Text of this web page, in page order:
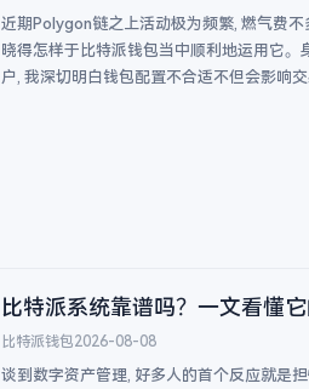
近期Polygon链之上活动极为频繁, 燃气费
晓得怎样于比特派钱包当中顺利地运用它
户, 我深切明白钱包配置不合适不但会影响
比特派系统靠谱吗？一文看懂
比特派钱包2026-08-08
谈到数字资产管理, 好多人的首个反应就是